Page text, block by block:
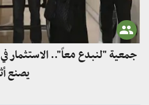
جمعية "لنبدع معاً".. الاستثمار
يصنع